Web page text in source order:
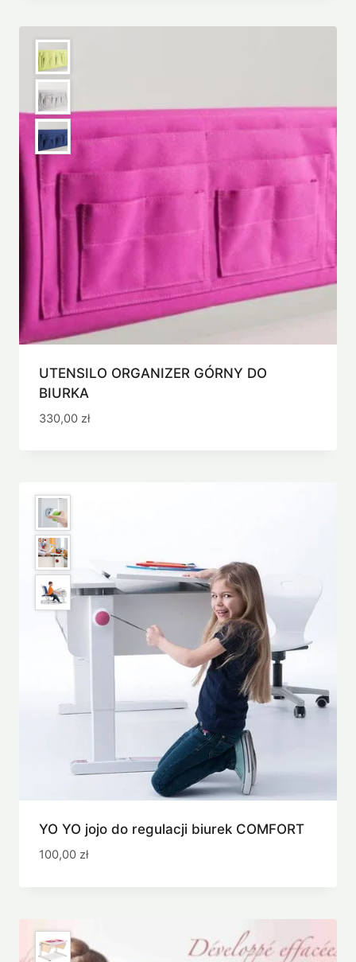
UTENSILO ORGANIZER GÓRNY DO
BIURKA
330,00 zł
YO YO jojo do regulacji biurek COMFORT
100,00 zł